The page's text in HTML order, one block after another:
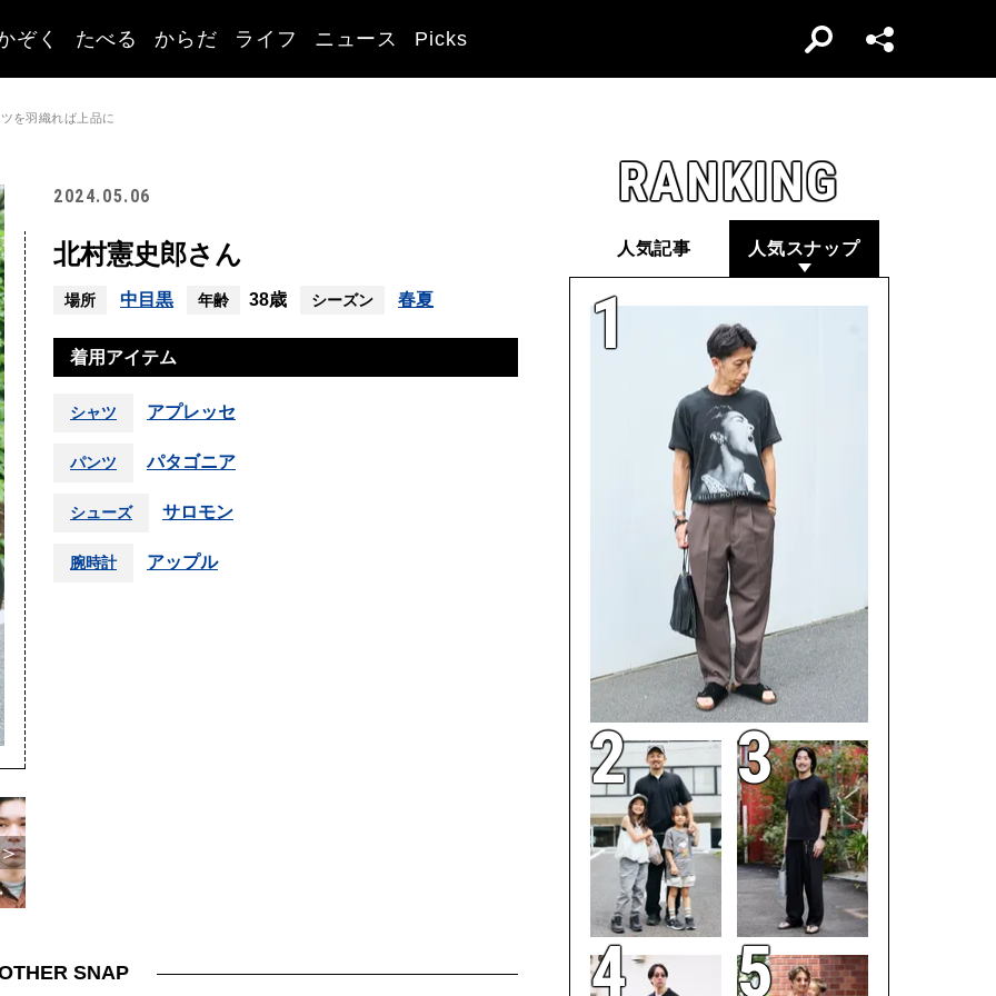
ぞく たべる からだ ライフ ニュース Picks
を羽織れば上品に
2024.05.06
北村憲史郎さん
場所 中目黒 年齢 38歳 シーズン 春夏
着用アイテム
シャツ アプレッセ
パンツ パタゴニア
シューズ サロモン
腕時計 アップル
SNAP
RANKING
人気記事 人気スナップ